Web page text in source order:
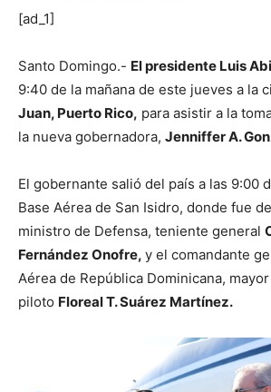
[ad_1]
Santo Domingo.- El presidente Luis
9:40 de la mañana de este jueves a la
Juan, Puerto Rico, para asistir a la
la nueva gobernadora, Jenniffer A.
El gobernante salió del país a las 9:00
Base Aérea de San Isidro, donde fue
ministro de Defensa, teniente general
Fernández Onofre, y el comandante
Aérea de República Dominicana,
piloto Floreal T. Suárez Martínez.